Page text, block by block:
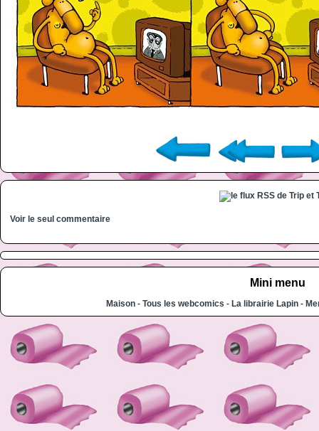
Voir le seul commentaire
Mini menu
Maison- Tous les webcomics - La librairie Lapin-